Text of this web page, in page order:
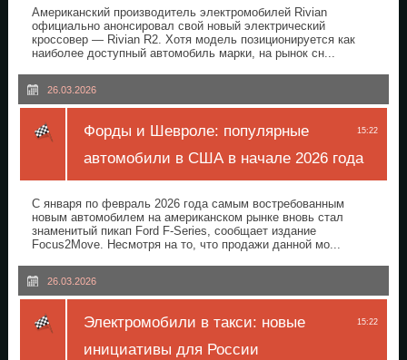
Американский производитель электромобилей Rivian
официально анонсировал свой новый электрический
кроссовер — Rivian R2. Хотя модель позиционируется как
наиболее доступный автомобиль марки, на рынок сн...
26.03.2026
15:22
Форды и Шевроле: популярные
автомобили в США в начале 2026 года
С января по февраль 2026 года самым востребованным
новым автомобилем на американском рынке вновь стал
знаменитый пикап Ford F-Series, сообщает издание
Focus2Move. Несмотря на то, что продажи данной мо...
26.03.2026
15:22
Электромобили в такси: новые
инициативы для России